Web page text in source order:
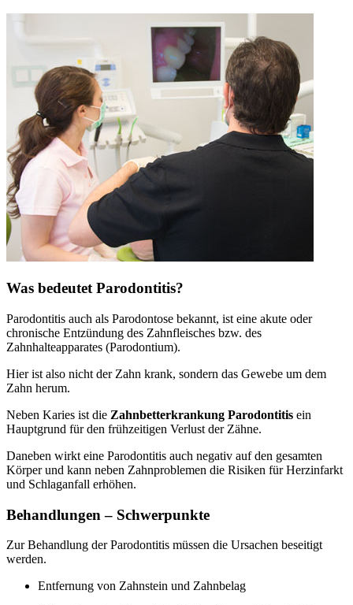
Was bedeutet Parodontitis?
Parodontitis auch als Parodontose bekannt, ist eine akute oder
chronische Entzündung des Zahnfleisches bzw. des
Zahnhalteapparates (Parodontium).
Hier ist also nicht der Zahn krank, sondern das Gewebe um dem
Zahn herum.
Neben Karies ist die Zahnbetterkrankung Parodontitis ein
Hauptgrund für den frühzeitigen Verlust der Zähne.
Daneben wirkt eine Parodontitis auch negativ auf den gesamten
Körper und kann neben Zahnproblemen die Risiken für Herzinfarkt
und Schlaganfall erhöhen.
Behandlungen – Schwerpunkte
Zur Behandlung der Parodontitis müssen die Ursachen beseitigt
werden.
Entfernung von Zahnstein und Zahnbelag